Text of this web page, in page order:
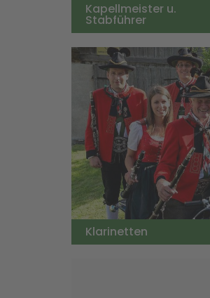
Kapellmeister u.
Stabführer
Klarinetten